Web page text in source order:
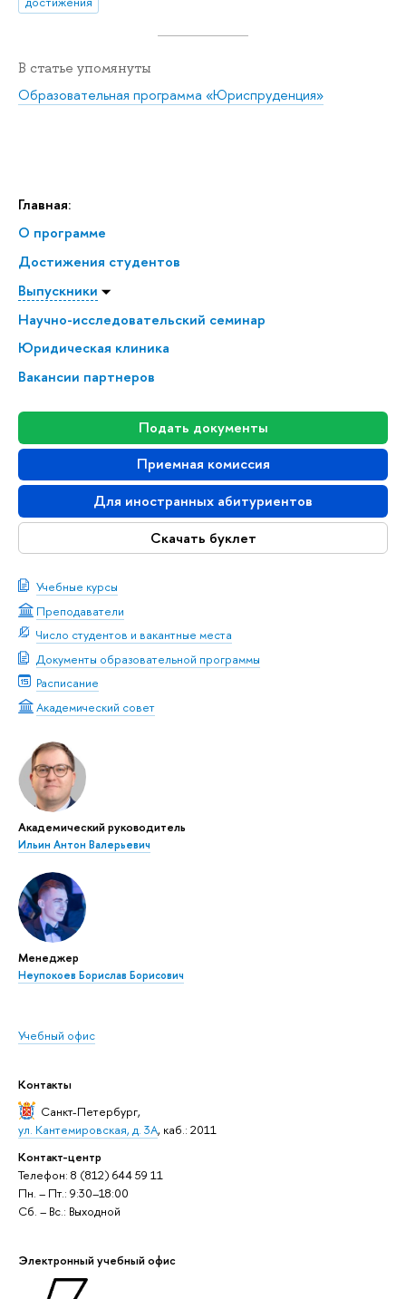
Главная:
О программе
Достижения студентов
Выпускники
Научно-исследовательский семинар
Юридическая клиника
Вакансии партнеров
Подать документы
Приемная комиссия
Для иностранных абитуриентов
Скачать буклет
Учебные курсы
Преподаватели
Число студентов и вакантные места
Документы образовательной программы
Расписание
Академический совет
Академический руководитель
Ильин Антон Валерьевич
Менеджер
Неупокоев Борислав Борисович
Учебный офис
Контакты
Санкт-Петербург,
ул. Кантемировская, д. 3А, каб.: 2011
Контакт-центр
Телефон: 8 (812) 644 59 11
Пн. – Пт.: 9:30–18:00
Сб. – Вс.: Выходной
Электронный учебный офис
В статье упомянуты
Образовательная программа «Юриспруденция»